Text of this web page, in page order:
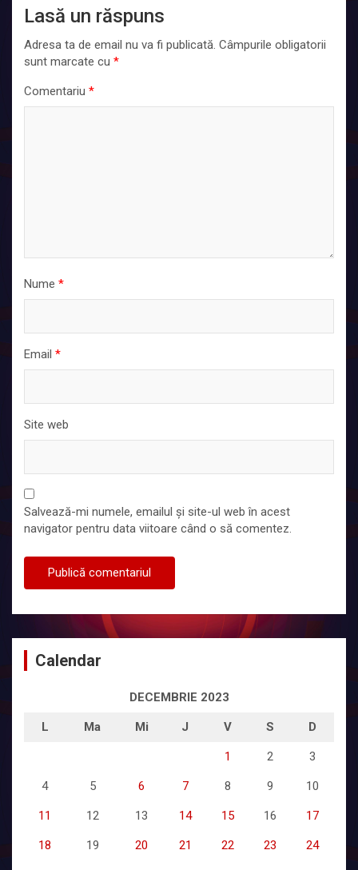
Lasă un răspuns
Adresa ta de email nu va fi publicată. Câmpurile obligatorii
sunt marcate cu *
Comentariu *
Nume *
Email *
Site web
Salvează-mi numele, emailul și site-ul web în acest
navigator pentru data viitoare când o să comentez.
Calendar
DECEMBRIE 2023
L Ma Mi J V S D
1 2 3
4 5 6 7 8 9 10
11 12 13 14 15 16 17
18 19 20 21 22 23 24